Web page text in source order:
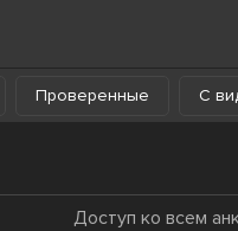
Проверенные С
Доступ ко всем